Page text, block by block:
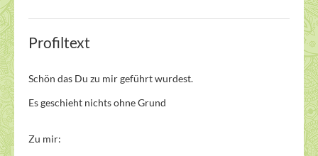
Profiltext
Schön das Du zu mir geführt wurdest.
Es geschieht nichts ohne Grund
Zu mir: